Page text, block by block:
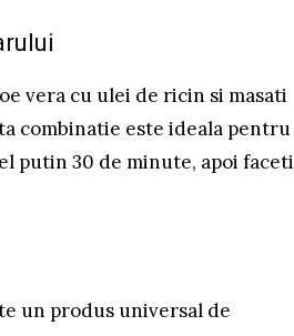
vera cu ulei de ricin si masati
combinatie este ideala pentru
putin 30 de minute, apoi faceti
un produs universal de